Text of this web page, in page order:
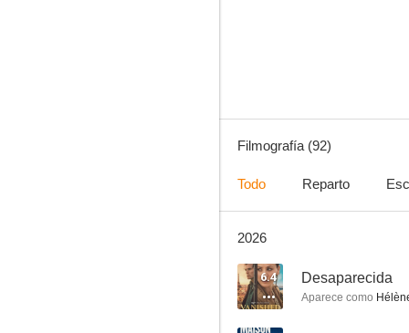
Filmografía (92)
Todo Reparto
2026
6.4 Desaparecida
Aparece como